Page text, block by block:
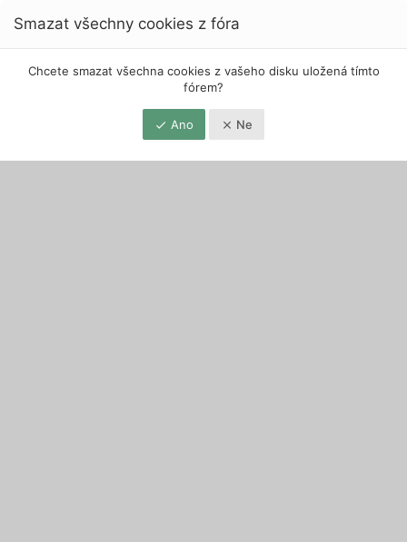
Smazat všechny cookies z fóra
Chcete smazat všechna cookies z vašeho disku uložená tímto
fórem?
Ano Ne